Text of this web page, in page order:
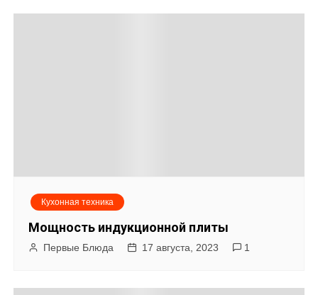
Кухонная техника
Мощность индукционной плиты
Первые Блюда 17 августа, 2023 1